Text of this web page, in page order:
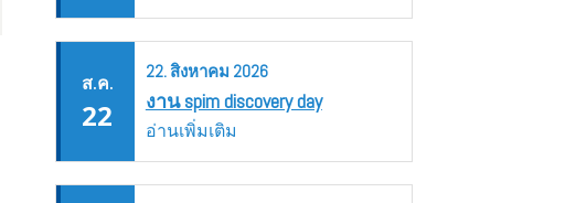
ส.ค.
22
22.สิงหาคม 2026
งาน spim discovery day
อ่านเพิ่มเติม